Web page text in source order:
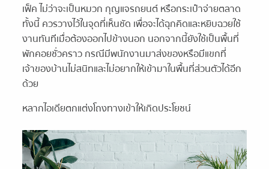
เฟ็ค ไม่ว่าจะเป็นหมวก กุญแจรถยนต์ หรือกระเป๋าจ่ายตลาด
ทั้งนี้ ควรวางไว้ในจุดที่เห็นชัด เพื่อจะได้ฉุกคิดและหยิบฉวยใช้
งานทันทีเมื่อต้องออกไปข้างนอก นอกจากนี้ยังใช้เป็นพื้นที่
พักคอยชั่วคราว กรณีมีพนักงานมาส่งของหรือมีแขกที่
เจ้าของบ้านไม่สนิทและไม่อยากให้เข้ามาในพื้นที่ส่วนตัวได้อีก
ด้วย
หลากไอเดียตกแต่งโถงทางเข้าให้เกิดประโยชน์